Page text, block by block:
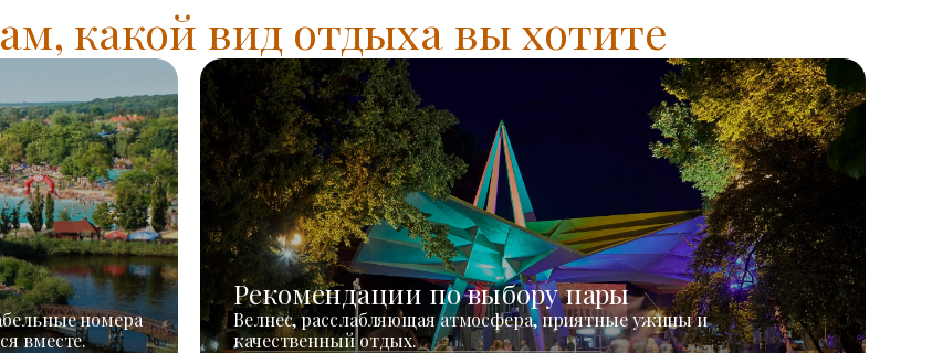
какой вид отдыха вы хотите
номера
вместе.
Рекомендации по выбору пары
Велнес, расслабляющая атмосфера, приятные ужины и
качественный отдых.